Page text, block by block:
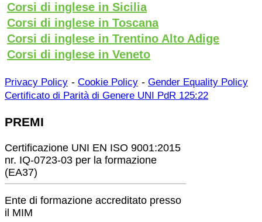
Corsi di inglese in Sicilia
Corsi di inglese in Toscana
Corsi di inglese in Trentino Alto Adige
Corsi di inglese in Veneto
Privacy Policy - Cookie Policy - Gender Equality Policy
Certificato di Parità di Genere UNI PdR 125:22
PREMI
Certificazione UNI EN ISO 9001:2015
nr. IQ-0723-03 per la formazione
(EA37)
Ente di formazione accreditato presso
il MIM